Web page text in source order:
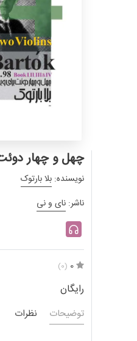
چهل و چهار
نویسنده: بلا بارتوک
ناشر: نای و نی
0
(0)
رایگان
توضیحات نظرات